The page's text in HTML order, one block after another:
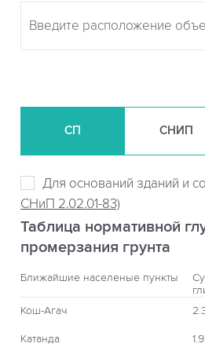
СП СНИП
Для оснований зданий и
СНиП 2.02.01-83)
Таблица нормативной
промерзания грунта
Ближайшие населеные пункты
Кош-Агач
Катанда